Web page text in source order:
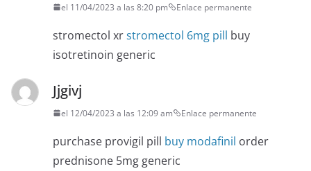
el 11/04/2023 a las 8:20 pm Enlace permanente
stromectol xrstromectol 6mg pill buy
isotretinoin generic
Jjgivj
el 12/04/2023 a las 12:09 am Enlace permanente
purchase provigil pill buy modafinil order
prednisone 5mg generic